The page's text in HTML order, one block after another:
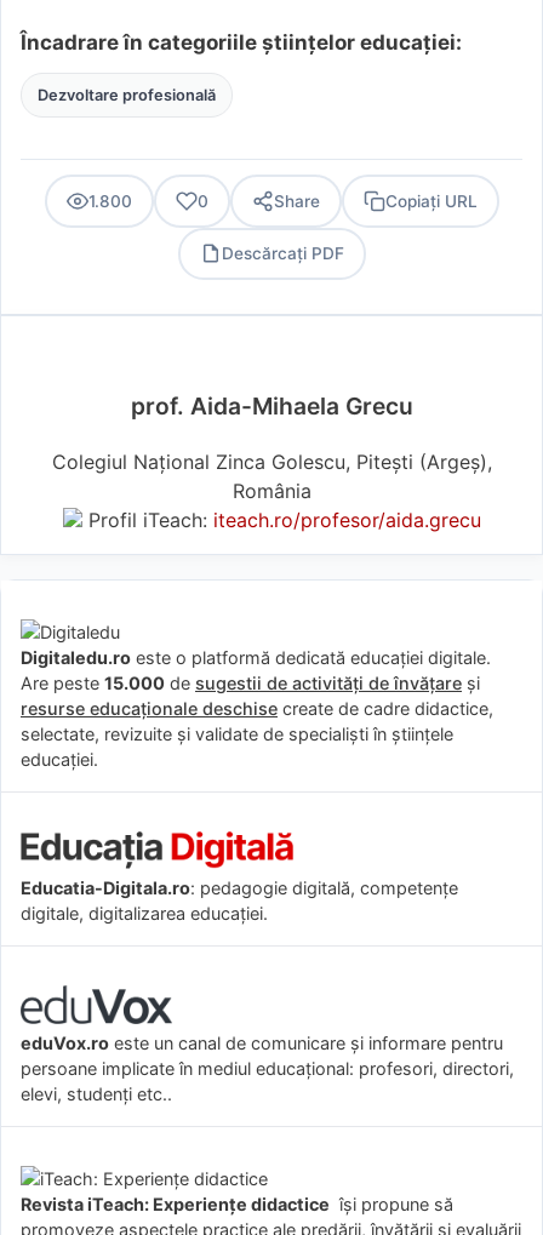
Încadrare în categoriile științelor educației:
Dezvoltare profesională
1.800 0 Share Copiați URL
Descărcați PDF
prof. Aida-Mihaela Grecu
Colegiul Național Zinca Golescu, Pitești (Argeş),
România
Profil iTeach: iteach.ro/profesor/aida.grecu
Digitaledu.ro este o platformă dedicată educației digitale.
Are peste 15.000 de sugestii de activități de învățare și
resurse educaționale deschise create de cadre didactice,
selectate, revizuite și validate de specialiști în științele
educației.
Educatia-Digitala.ro: pedagogie digitală, competențe
digitale, digitalizarea educației.
eduVox.ro este un canal de comunicare și informare pentru
persoane implicate în mediul educațional: profesori, directori,
elevi, studenți etc..
Revista iTeach: Experienţe didactice îşi propune să
promoveze aspectele practice ale predării, învăţării şi evaluării